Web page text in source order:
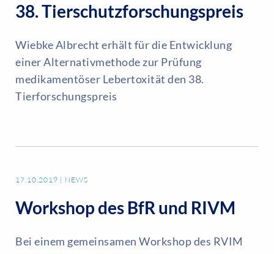
38. Tierschutzforschungspreis
Wiebke Albrecht erhält für die Entwicklung
einer Alternativmethode zur Prüfung
medikamentöser Lebertoxität den 38.
Tierforschungspreis
17.10.2019 NEWS
Workshop des BfR und RIVM
Bei einem gemeinsamen Workshop des RVIM